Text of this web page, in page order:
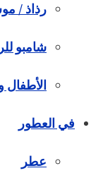
رذاذ /
شامبو
الأطفال
في العطور
عطر